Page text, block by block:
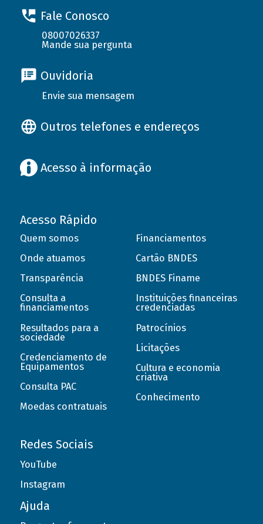
Fale Conosco
08007026337
Mande sua pergunta
Ouvidoria
Envie sua mensagem
Outros telefones e endereços
Acesso à informação
Acesso Rápido
Quem somos
Onde atuamos
Transparência
Consulta a
financiamentos
Resultados para a
sociedade
Credenciamento de
Equipamentos
Consulta PAC
Moedas contratuais
Financiamentos
Cartão BNDES
BNDES Finame
Instituições financeiras
credenciadas
Patrocínios
Licitações
Cultura e economia
criativa
Conhecimento
Redes Sociais
YouTube
Instagram
Ajuda